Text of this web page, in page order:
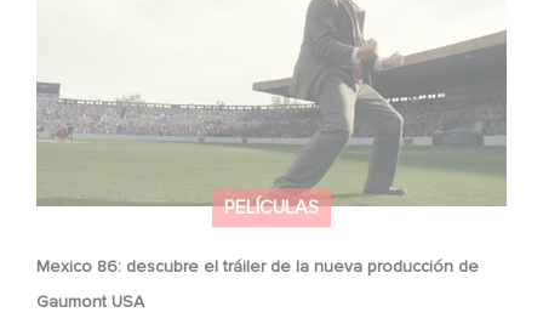
PELÍCULAS
Mexico 86: descubre el tráiler de la nueva producción de
Gaumont USA